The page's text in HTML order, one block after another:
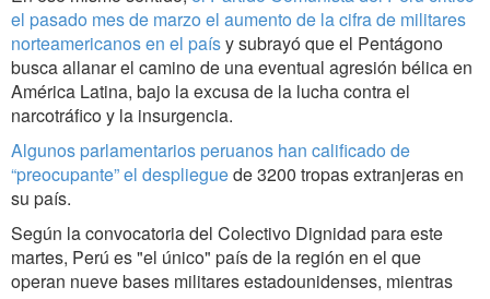
el pasado mes de marzo el aumento de la cifra de militares
norteamericanos en el paísy subrayó que el Pentágono
busca allanar el camino de una eventual agresión bélica en
América Latina, bajo la excusa de la lucha contra el
narcotráfico y la insurgencia.
Algunos parlamentarios peruanos han calificado de
“preocupante” el desplieguede 3200 tropas extranjeras en
su país.
Según la convocatoria del Colectivo Dignidad para este
martes, Perú es "el único" país de la región en el que
operan nueve bases militares estadounidenses, mientras